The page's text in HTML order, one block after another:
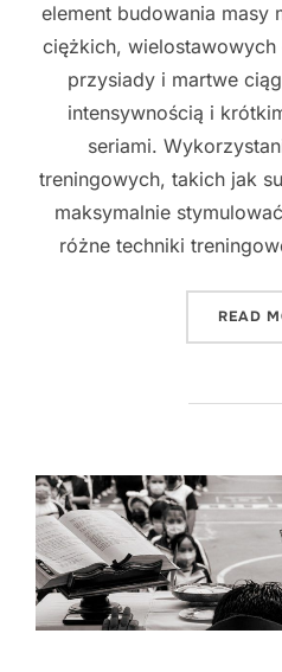
element budowania masy
ciężkich,
przysiady i martwe
intensywnością i
seriami.
treningowych, takich jak
maksymalnie
różne techniki
READ